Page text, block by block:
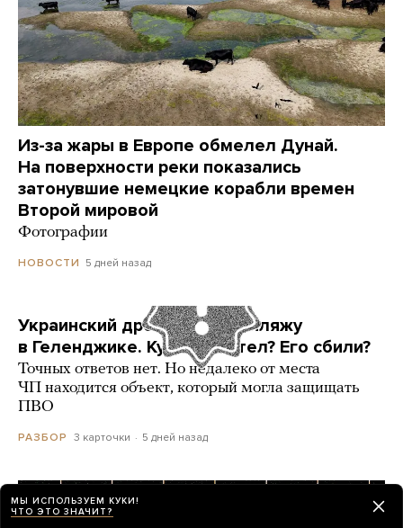
Из-за жары в Европе обмелел Дунай.
На поверхности реки показались
затонувшие немецкие корабли времен
Второй мировой
Фотографии
НОВОСТИ 5 дней назад
Украинский дрон попал по пляжу
в Геленджике. Куда он летел? Его сбили?
Точных ответов нет. Но недалеко от места
ЧП находится объект, который могла защищать
ПВО
РАЗБОР 3 карточки 5 дней назад
МЫ ИСПОЛЬЗУЕМ КУКИ!
ЧТО ЭТО ЗНАЧИТ?